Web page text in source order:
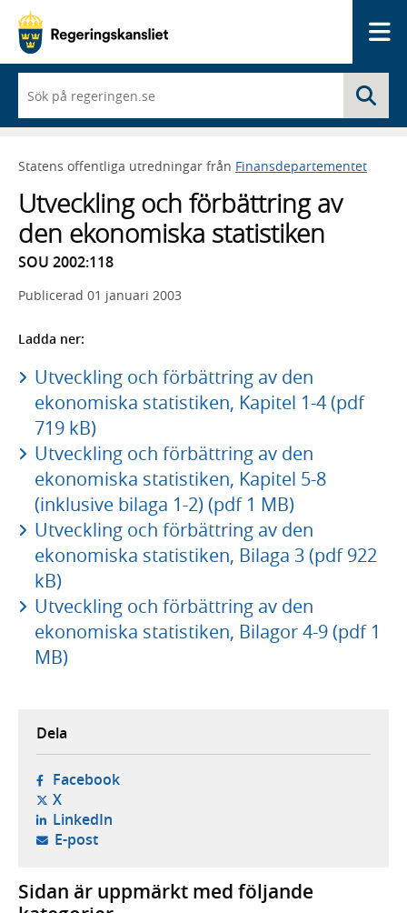
du
börjar
skriva
framträder
lista
med
sökförslag
Statens offentliga utredningar från Finansdepartementet
Utveckling och förbättring av
den ekonomiska statistiken
SOU 2002:118
Publicerad 01 januari 2003
Ladda ner:
Utveckling och förbättring av den
ekonomiska statistiken, Kapitel 1-4 (pdf
719 kB)
Utveckling och förbättring av den
ekonomiska statistiken, Kapitel 5-8
(inklusive bilaga 1-2) (pdf 1 MB)
Utveckling och förbättring av den
ekonomiska statistiken, Bilaga 3 (pdf 922
kB)
Utveckling och förbättring av den
ekonomiska statistiken, Bilagor 4-9 (pdf 1
MB)
Dela
Facebook- öppnas i ny flik, extern webbplats,
X- öppnas i ny flik, extern webbplats,
LinkedIn- öppnas i ny flik, extern webbplats,
E-post- öppnar din e-postklient,
Sidan är uppmärkt med följande